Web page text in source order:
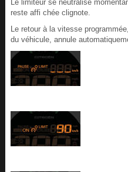
Le limiteur se neutralise
reste affi chée clignote.
Le retour à la vitesse
du véhicule, annule